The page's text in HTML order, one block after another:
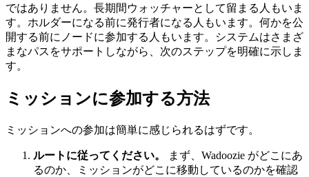
ではありません。長期間ウォッチャーとして留まる人もいま
す。ホルダーになる前に発行者になる人もいます。何かを公
開する前にノードに参加する人もいます。システムはさまざ
まなパスをサポートしながら、次のステップを明確に示しま
す。
ミッションに参加する方法
ミッションへの参加は簡単に感じられるはずです。
ルートに従ってください。
まず、Wadoozie がどこにあ
るのか、ミッションがどこに移動しているのかを確認